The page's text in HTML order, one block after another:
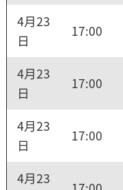
4月23
日
17:00
4月23
日
17:00
4月23
日
17:00
4月23